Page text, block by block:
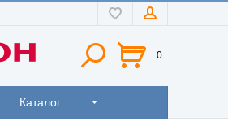
0
Каталог